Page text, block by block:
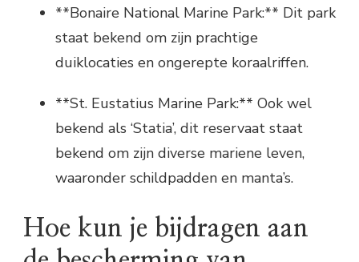
**Bonaire National Marine Park:** Dit park
staat bekend om zijn prachtige
duiklocaties en ongerepte koraalriffen.
**St. Eustatius Marine Park:** Ook wel
bekend als ‘Statia’, dit reservaat staat
bekend om zijn diverse mariene leven,
waaronder schildpadden en manta’s.
Hoe kun je bijdragen aan